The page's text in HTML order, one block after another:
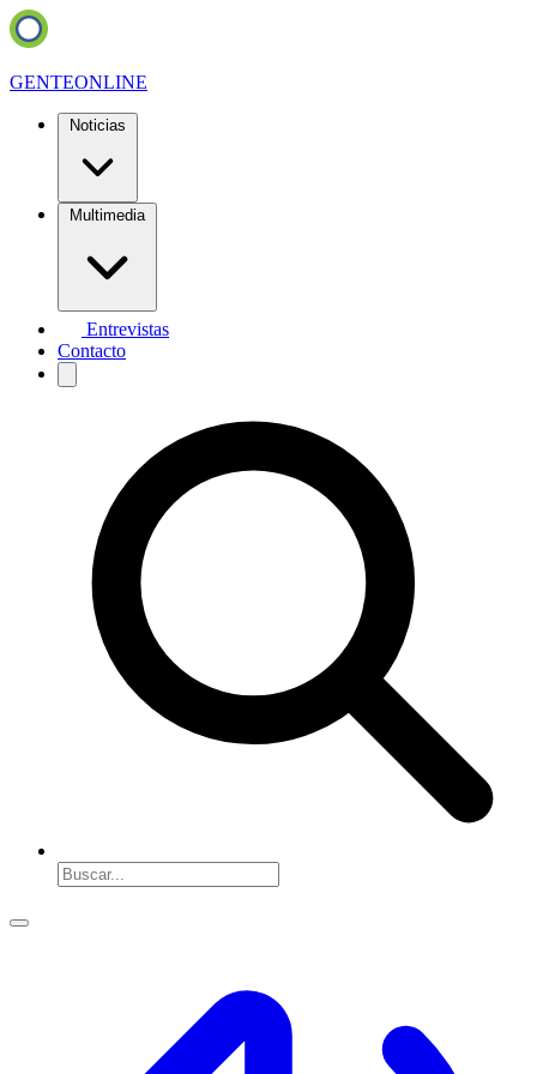
GENTEONLINE
Noticias
Multimedia
Entrevistas
Contacto